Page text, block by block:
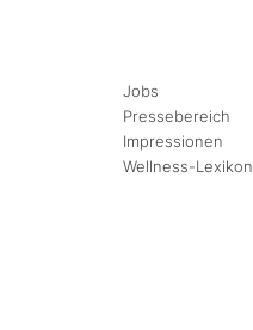
Jobs
Pressebereich
Impressionen
Wellness-Lexikon